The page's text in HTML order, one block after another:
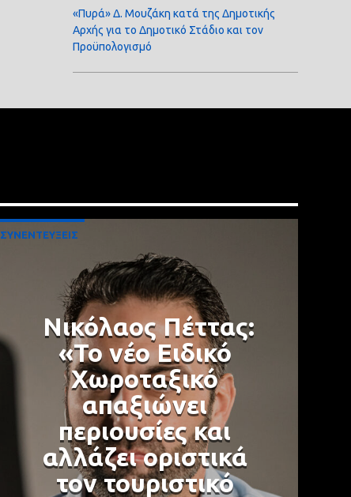
«Πυρά» Δ. Μουζάκη κατά της Δημοτικής
Αρχής για το Δημοτικό Στάδιο και τον
Προϋπολογισμό
ΣΥΝΕΝΤΕΥΞΕΙΣ
Νικόλαος Πέττας:
«Το νέο Ειδικό
Χωροταξικό
απαξιώνει
περιουσίες και
αλλάζει οριστικά
τον τουριστικό